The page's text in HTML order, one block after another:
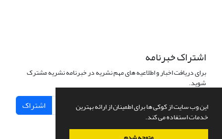
این وب سایت از کوکی ها برای اطمینان از ارائه بهترین
خدمات استفاده می کند.
اشتراک خبرنامه
برای دریافت اخبار و اطلاعیه های مهم نشریه در خبرنامه نشریه مشترک
شوید.
اشتراک